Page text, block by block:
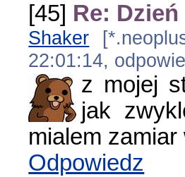
[45] Re:
Shaker
22:01:14,
z mojej
jak
mialem
Odpowiedz